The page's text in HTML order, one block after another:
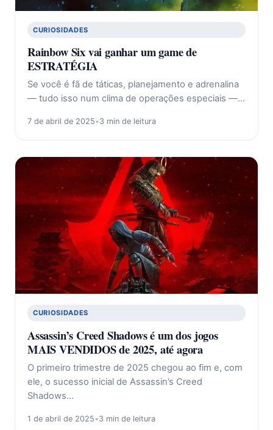
CURIOSIDADES
Rainbow Six vai ganhar um game de
ESTRATÉGIA
Se você é fã de táticas, planejamento e adrenalina
— tudo isso num clima de operações especiais —…
7 de abril de 2025•3 min de leitura
CURIOSIDADES
Assassin’s Creed Shadows é um dos jogos
MAIS VENDIDOS de 2025, até agora
O primeiro trimestre de 2025 chegou ao fim e, com
ele, o sucesso inicial de Assassin’s Creed
Shadows…
1 de abril de 2025•3 min de leitura